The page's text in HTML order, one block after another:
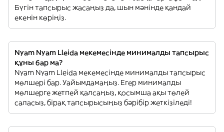
Бүгін тапсырыс жасаңыз да, шын мәнінде қандай
екенін көріңіз.
Nyam Nyam Lleida мекемесінде минималды тапсырыс
құны бар ма?
Nyam Nyam Lleida мекемесінде минималды тапсырыс
мөлшері бар. Уайымдамаңыз. Егер минималды
мөлшерге жетпей қалсаңыз, қосымша ақы төлей
саласыз, бірақ тапсырысыңыз бәрібір жеткізіледі!